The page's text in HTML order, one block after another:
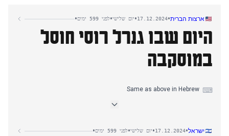
ארצות הברית•
17.12.2024
•יום שלישי•לפני 599 ימים •
היום שבו גנרל רוסי חוסל
במוסקבה
⌨
Same as above in Hebrew
ישראל•
17.12.2024
•יום שלישי•לפני 599 ימים •